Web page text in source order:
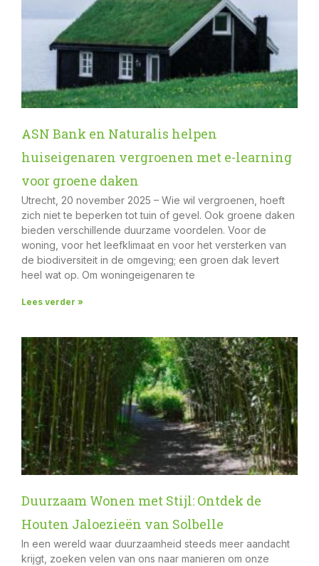
ASN Bank en Naturalis helpen
huiseigenaren vergroenen met e-learning
voor groene daken
Utrecht, 20 november 2025 – Wie wil vergroenen, hoeft
zich niet te beperken tot tuin of gevel. Ook groene daken
bieden verschillende duurzame voordelen. Voor de
woning, voor het leefklimaat en voor het versterken van
de biodiversiteit in de omgeving; een groen dak levert
heel wat op. Om woningeigenaren te
Lees verder »
Duurzaam Wonen met Stijl: Ontdek de
Houten Jaloezieën van Solbelle
In een wereld waar duurzaamheid steeds meer aandacht
krijgt, zoeken velen van ons naar manieren om onze